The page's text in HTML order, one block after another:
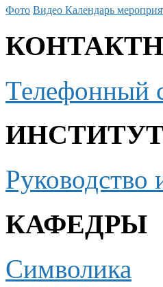
Фото Видео Календарь
Телефонный
ИНСТИТУТ
Руководство
КАФЕДРЫ
Символика